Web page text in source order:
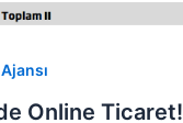
Online Ticaret!